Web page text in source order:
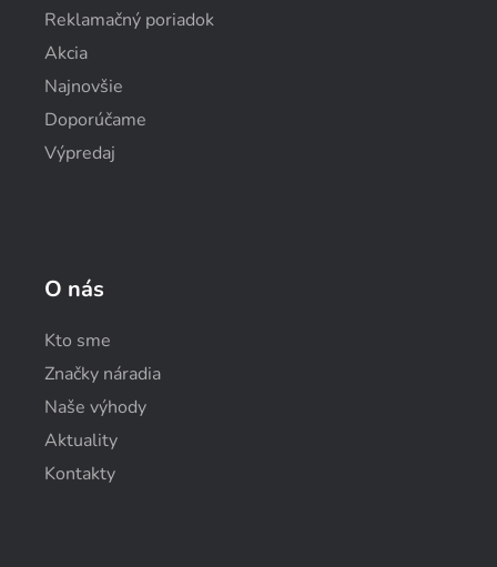
Reklamačný poriadok
Akcia
Najnovšie
Doporúčame
Výpredaj
O nás
Kto sme
Značky náradia
Naše výhody
Aktuality
Kontakty